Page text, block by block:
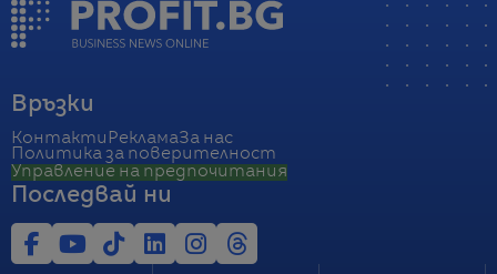
Връзки
Контакти РекламаЗа нас
Политика за поверителност
Управление на предпочитания
Последвай ни